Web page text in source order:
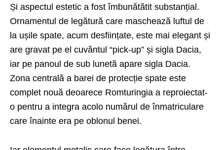
Și aspectul estetic a fost îmbunătătit substanțial.
Ornamentul de legătură care maschează luftul de
la ușile spate, acum desființate, este mai elegant și
are gravat pe el cuvântul “pick-up” și sigla Dacia,
iar pe panoul de sub lunetă apare sigla Dacia.
Zona centrală a barei de protecție spate este
complet nouă deoarece Romturingia a reproiectat-
o pentru a integra acolo numărul de înmatriculare
care înainte era pe oblonul benei.